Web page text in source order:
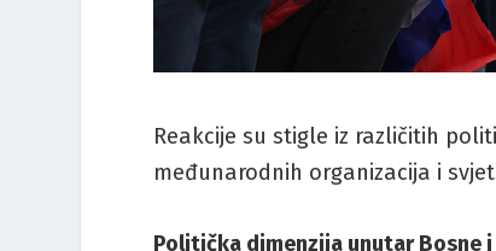
Reakcije su stigle iz različitih
međunarodnih organizacija i
Politička dimenzija unutar Bosne